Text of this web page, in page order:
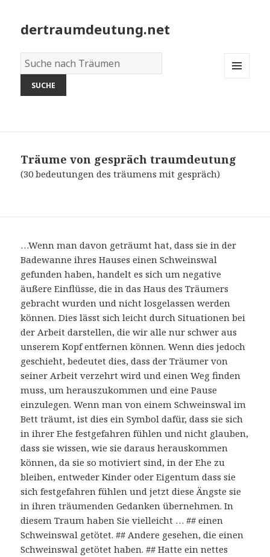
dertraumdeutung.net
Wörterbuch
der
Träume:
Träume von gespräch traumdeutung
(30 bedeutungen des träumens mit gespräch)
…Wenn man davon geträumt hat, dass sie in der
Badewanne ihres Hauses einen Schweinswal
gefunden haben, handelt es sich um negative
äußere Einflüsse, die in das Haus des Träumers
gebracht wurden und nicht losgelassen werden
können. Dies lässt sich leicht durch Situationen bei
der Arbeit darstellen, die wir alle nur schwer aus
unserem Kopf entfernen können. Wenn dies jedoch
geschieht, bedeutet dies, dass der Träumer von
seiner Arbeit verzehrt wird und einen Weg finden
muss, um herauszukommen und eine Pause
einzulegen. Wenn man von einem Schweinswal im
Bett träumt, ist dies ein Symbol dafür, dass sie sich
in ihrer Ehe festgefahren fühlen und nicht glauben,
dass sie wissen, wie sie daraus herauskommen
können, da sie so motiviert sind, in der Ehe zu
bleiben, entweder Kinder oder Eigentum dass sie
sich festgefahren fühlen und jetzt diese Ängste sie
in ihren träumenden Gedanken übernehmen. In
diesem Traum haben Sie vielleicht … ## einen
Schweinswal getötet. ## Andere gesehen, die einen
Schweinswal getötet haben. ## Hatte ein nettes